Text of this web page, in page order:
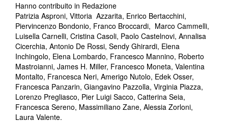
Hanno contribuito in Redazione
Patrizia Asproni, Vittoria Azzarita, Enrico Bertacchini,
Piervincenzo Bondonio, Franco Broccardi, Marco Cammelli,
Luisella Carnelli, Cristina Casoli, Paolo Castelnovi, Annalisa
Cicerchia, Antonio De Rossi, Sendy Ghirardi, Elena
Inchingolo, Elena Lombardo, Francesco Mannino, Roberto
Mastroianni, James H. Miller, Francesco Moneta, Valentina
Montalto, Francesca Neri, Amerigo Nutolo, Edek Osser,
Francesca Panzarin, Giangavino Pazzolla, Virginia Piazza,
Lorenzo Pregliasco, Pier Luigi Sacco, Catterina Seia,
Francesca Sereno, Massimiliano Zane, Alessia Zorloni,
Laura Valente.